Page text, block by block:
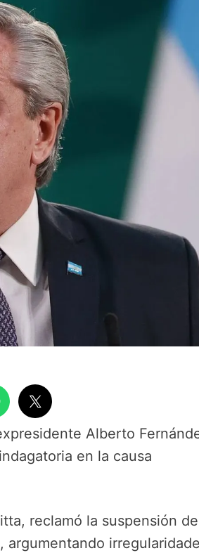
Alberto
en la causa
reclamó la suspensión
argumentando